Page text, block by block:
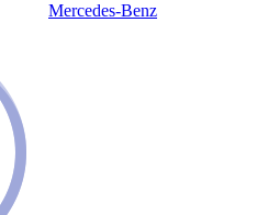
Mercedes-Benz